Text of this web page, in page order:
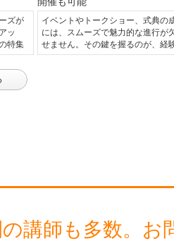
ズが
ッ
特集
イベントやトークショー、式典の
には、スムーズで魅力的な進行が
せません。その鍵を握るのが、経
講師も多数。 お